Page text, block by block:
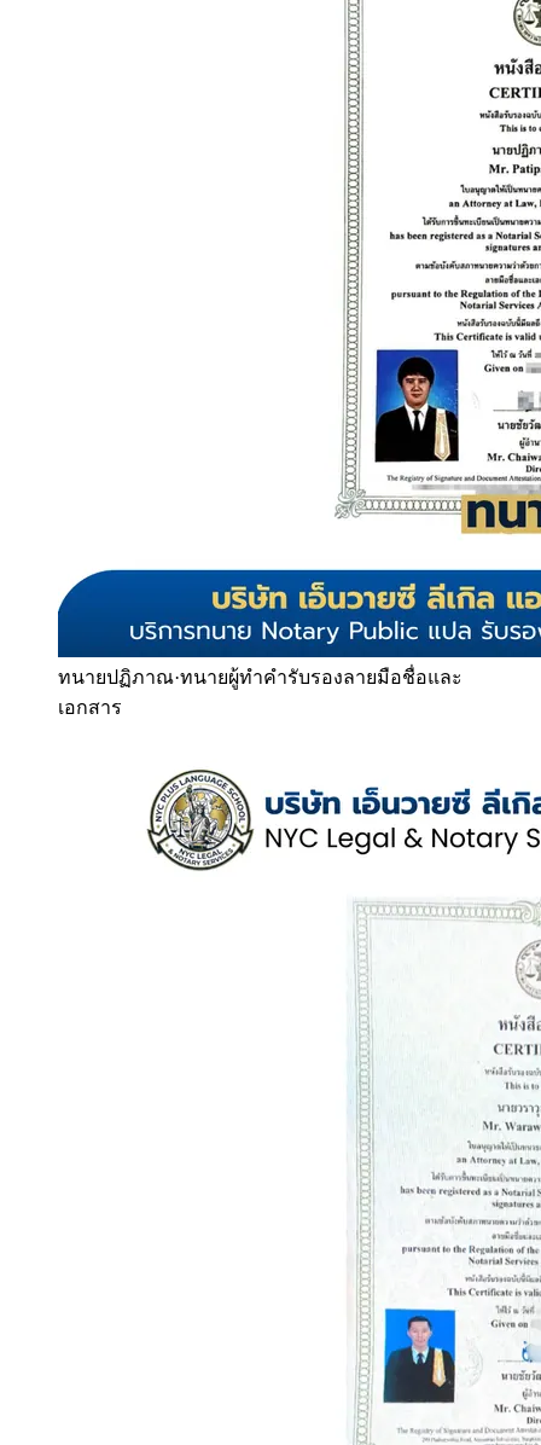
ทนายปฏิภาณ·ทนายผู้ทำคำรับรองลายมือชื่อและ
เอกสาร